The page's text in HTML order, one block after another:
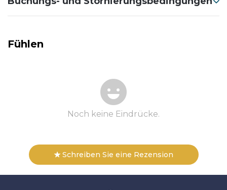
Fühlen
Noch keine Eindrücke.
Schreiben Sie eine Rezension